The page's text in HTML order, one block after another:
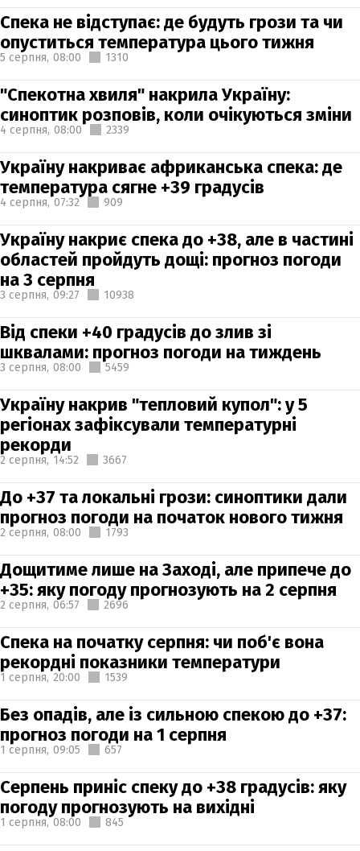
Спека не відступає: де будуть грози та чи
опуститься температура цього тижня
5 серпня, 08:00 1310
"Спекотна хвиля" накрила Україну:
синоптик розповів, коли очікуються зміни
4 серпня, 08:00 2339
Україну накриває африканська спека: де
температура сягне +39 градусів
4 серпня, 07:32 909
Україну накриє спека до +38, але в частині
областей пройдуть дощі: прогноз погоди
на 3 серпня
3 серпня, 09:27 10938
Від спеки +40 градусів до злив зі
шквалами: прогноз погоди на тиждень
3 серпня, 08:00 5459
Україну накрив "тепловий купол": у 5
регіонах зафіксували температурні
рекорди
2 серпня, 14:52 3667
До +37 та локальні грози: синоптики дали
прогноз погоди на початок нового тижня
2 серпня, 08:00 1793
Дощитиме лише на Заході, але припече до
+35: яку погоду прогнозують на 2 серпня
2 серпня, 06:57 2696
Спека на початку серпня: чи поб'є вона
рекордні показники температури
1 серпня, 20:00 1539
Без опадів, але із сильною спекою до +37:
прогноз погоди на 1 серпня
1 серпня, 09:05 657
Серпень приніс спеку до +38 градусів: яку
погоду прогнозують на вихідні
1 серпня, 08:00 845